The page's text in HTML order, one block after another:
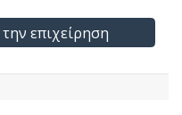
επιχείρηση